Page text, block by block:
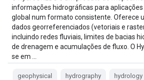
informações hidrográficas para aplicações
global num formato consistente. Oferece
dados georreferenciados (vetoriais e
incluindo redes fluviais, limites de bacias
de drenagem e acumulações de fluxo. O
se em …
geophysical hydrography hydrology